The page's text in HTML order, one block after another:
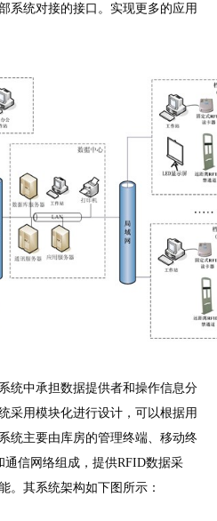
系统对接的接口。实现更多的应用
中承担数据提供者和操作信息分
采用模块化进行设计，可以根据用
统主要由库房的管理终端、移动终
信网络组成，提供RFID数据采
。其系统架构如下图所示：